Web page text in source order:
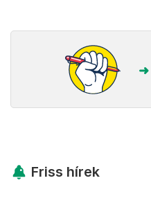
Friss hírek